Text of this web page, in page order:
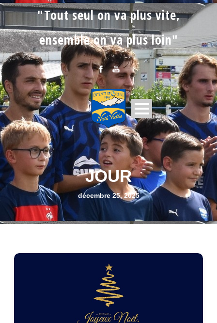
"Tout seul on va plus vite,
ensemble on va plus loin"
JOUR
décembre 25, 2025